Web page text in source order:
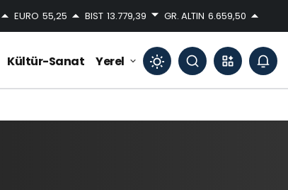
EURO 55,25 BIST 13.779,39 GR. ALTIN 6.659,50
Kültür-Sanat Yerel
Mod
değiştir